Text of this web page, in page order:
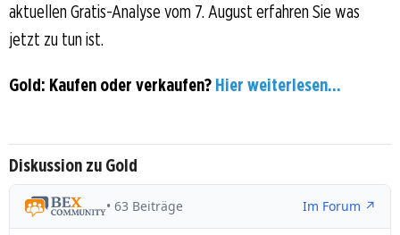
aktuellen Gratis-Analyse vom 7. August erfahren Sie was
jetzt zu tun ist.
Gold: Kaufen oder verkaufen? Hier weiterlesen...
Diskussion zu Gold